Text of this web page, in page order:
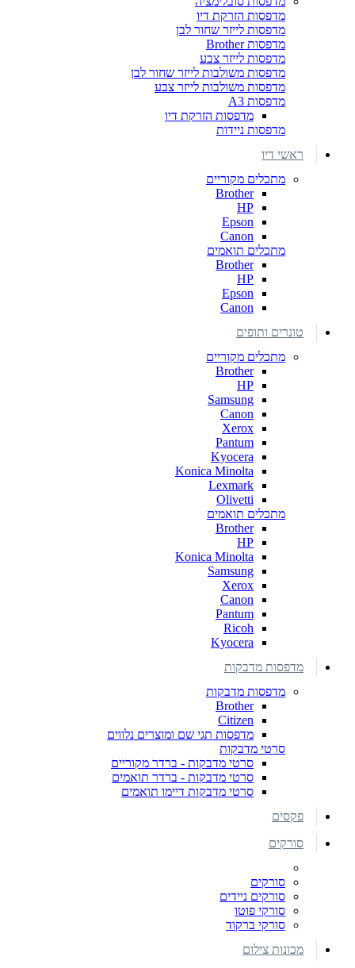
מדפסות הזרקת דיו
מדפסות לייזר שחור לבן
מדפסות Brother
מדפסות לייזר צבע
מדפסות משולבות לייזר שחור לבן
מדפסות משולבות לייזר צבע
מדפסות A3
מדפסות הזרקת דיו
מדפסות ניידות
ראשי דיו
מתכלים מקוריים
Brother
HP
Epson
Canon
מתכלים תואמים
Brother
HP
Epson
Canon
טונרים ותופים
מתכלים מקוריים
Brother
HP
Samsung
Canon
Xerox
Pantum
Kyocera
Konica Minolta
Lexmark
Olivetti
מתכלים תואמים
Brother
HP
Konica Minolta
Samsung
Xerox
Canon
Pantum
Ricoh
Kyocera
מדפסות מדבקות
מדפסות מדבקות
Brother
Citizen
מדפסות תגי שם ומוצרים נלווים
סרטי מדבקות
סרטי מדבקות - ברדר מקוריים
סרטי מדבקות - ברדר תואמים
סרטי מדבקות דיימו תואמים
פקסים
סורקים
סורקים
סורקים ניידים
סורקי פוטו
סורקי ברקוד
מכונות צילום